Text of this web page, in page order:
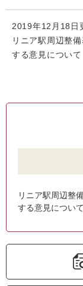
2019年12月18日
リニア駅周辺整
する意見について
リニア駅周辺整
する意見について